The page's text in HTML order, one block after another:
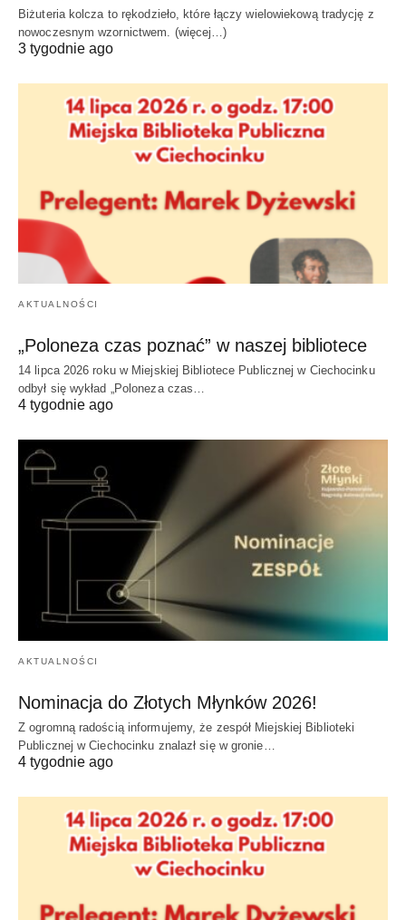
Biżuteria kolcza to rękodzieło, które łączy wielowiekową tradycję z
nowoczesnym wzornictwem. (więcej…)
3 tygodnie ago
AKTUALNOŚCI
„Poloneza czas poznać” w naszej bibliotece
14 lipca 2026 roku w Miejskiej Bibliotece Publicznej w Ciechocinku
odbył się wykład „Poloneza czas…
4 tygodnie ago
AKTUALNOŚCI
Nominacja do Złotych Młynków 2026!
Z ogromną radością informujemy, że zespół Miejskiej Biblioteki
Publicznej w Ciechocinku znalazł się w gronie…
4 tygodnie ago